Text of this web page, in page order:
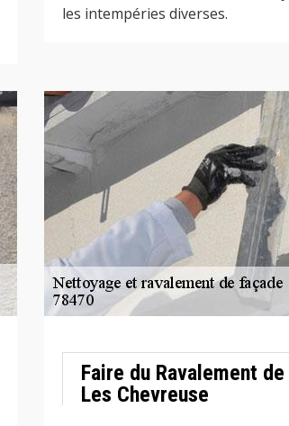
les intempéries diverses.
Faire du Ravalement
Les Chevreuse